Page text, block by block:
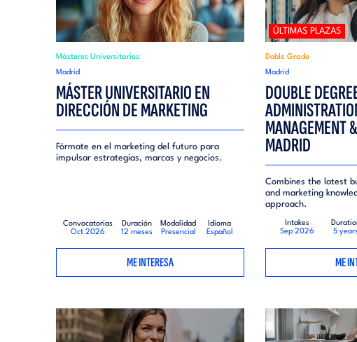
Másteres Universitarios
Madrid
MÁSTER UNIVERSITARIO EN
DIRECCIÓN DE MARKETING
Fórmate en el marketing del futuro para
impulsar estrategias, marcas y negocios.
Convocatorias
Oct 2026
Duración
12 meses
Modalidad
Presencial
Idioma
Español
ME INTERESA
ÚLTIMAS PLAZAS
Doble Grado
Madrid
DOUBLE
MANAGEMENT
MADRID
Combines the latest
and marketing
approach.
Intakes
Sep 2026
5
ME